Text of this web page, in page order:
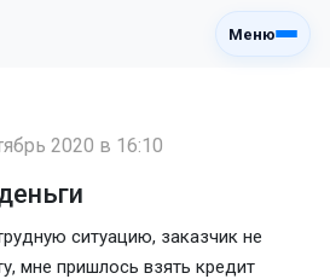
Меню
2020 в 16:10
ситуацию, заказчик не
мне пришлось взять кредит